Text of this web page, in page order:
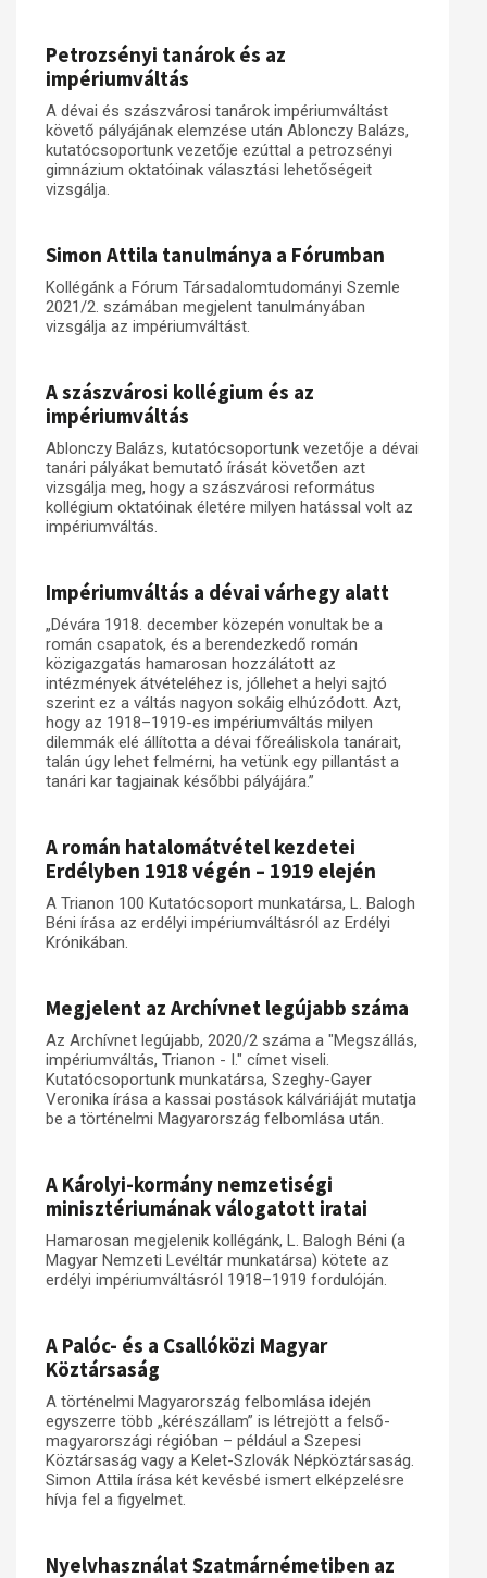
Petrozsényi tanárok és az
impériumváltás
A dévai és szászvárosi tanárok impériumváltást
követő pályájának elemzése után Ablonczy Balázs,
kutatócsoportunk vezetője ezúttal a petrozsényi
gimnázium oktatóinak választási lehetőségeit
vizsgálja.
Simon Attila tanulmánya a Fórumban
Kollégánk a Fórum Társadalomtudományi Szemle
2021/2. számában megjelent tanulmányában
vizsgálja az impériumváltást.
A szászvárosi kollégium és az
impériumváltás
Ablonczy Balázs, kutatócsoportunk vezetője a dévai
tanári pályákat bemutató írását követően azt
vizsgálja meg, hogy a szászvárosi református
kollégium oktatóinak életére milyen hatással volt az
impériumváltás.
Impériumváltás a dévai várhegy alatt
„Dévára 1918. december közepén vonultak be a
román csapatok, és a berendezkedő román
közigazgatás hamarosan hozzálátott az
intézmények átvételéhez is, jóllehet a helyi sajtó
szerint ez a váltás nagyon sokáig elhúzódott. Azt,
hogy az 1918–1919-es impériumváltás milyen
dilemmák elé állította a dévai főreáliskola tanárait,
talán úgy lehet felmérni, ha vetünk egy pillantást a
tanári kar tagjainak későbbi pályájára.”
A román hatalomátvétel kezdetei
Erdélyben 1918 végén – 1919 elején
A Trianon 100 Kutatócsoport munkatársa, L. Balogh
Béni írása az erdélyi impériumváltásról az Erdélyi
Krónikában.
Megjelent az Archívnet legújabb száma
Az Archívnet legújabb, 2020/2 száma a "Megszállás,
impériumváltás, Trianon - I." címet viseli.
Kutatócsoportunk munkatársa, Szeghy-Gayer
Veronika írása a kassai postások kálváriáját mutatja
be a történelmi Magyarország felbomlása után.
A Károlyi-kormány nemzetiségi
minisztériumának válogatott iratai
Hamarosan megjelenik kollégánk, L. Balogh Béni (a
Magyar Nemzeti Levéltár munkatársa) kötete az
erdélyi impériumváltásról 1918–1919 fordulóján.
A Palóc- és a Csallóközi Magyar
Köztársaság
A történelmi Magyarország felbomlása idején
egyszerre több „kérészállam” is létrejött a felső-
magyarországi régióban – például a Szepesi
Köztársaság vagy a Kelet-Szlovák Népköztársaság.
Simon Attila írása két kevésbé ismert elképzelésre
hívja fel a figyelmet.
Nyelvhasználat Szatmárnémetiben az